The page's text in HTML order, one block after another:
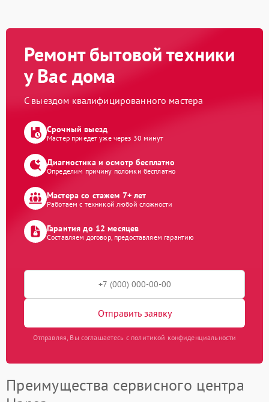
Ремонт бытовой техники
у Вас дома
С выездом квалифицированного мастера
Срочный выезд
Мастер приедет уже через 30 минут
Диагностика и осмотр бесплатно
Определим причину поломки бесплатно
Мастера со стажем 7+ лет
Работаем с техникой любой сложности
Гарантия до 12 месяцев
Составляем договор, предоставляем гарантию
Отправить заявку
Отправляя, Вы соглашаетесь с политикой конфиденциальности
Преимущества сервисного центра